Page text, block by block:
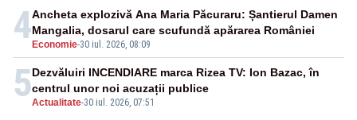
4Economie-30 iul. 2026, 08:09
Ancheta explozivă Ana Maria Păcuraru: Șantierul Damen
Mangalia, dosarul care scufundă apărarea României
5Actualitate-30 iul. 2026, 07:51
Dezvăluiri INCENDIARE marca Rizea TV: Ion Bazac, în
centrul unor noi acuzații publice